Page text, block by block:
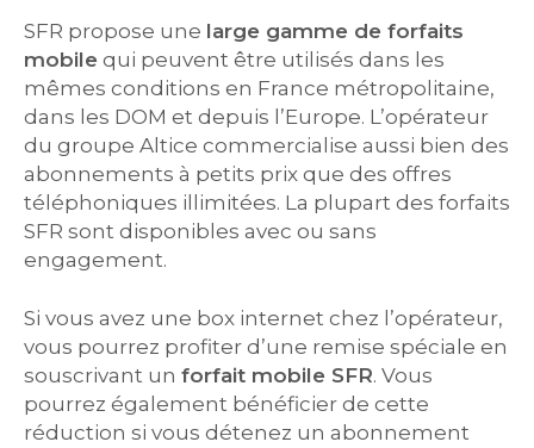
SFR propose une large gamme de forfaits
mobile qui peuvent être utilisés dans les
mêmes conditions en France métropolitaine,
dans les DOM et depuis l’Europe. L’opérateur
du groupe Altice commercialise aussi bien des
abonnements à petits prix que des offres
téléphoniques illimitées. La plupart des forfaits
SFR sont disponibles avec ou sans
engagement.
Si vous avez une box internet chez l’opérateur,
vous pourrez profiter d’une remise spéciale en
souscrivant un forfait mobile SFR. Vous
pourrez également bénéficier de cette
réduction si vous détenez un abonnement